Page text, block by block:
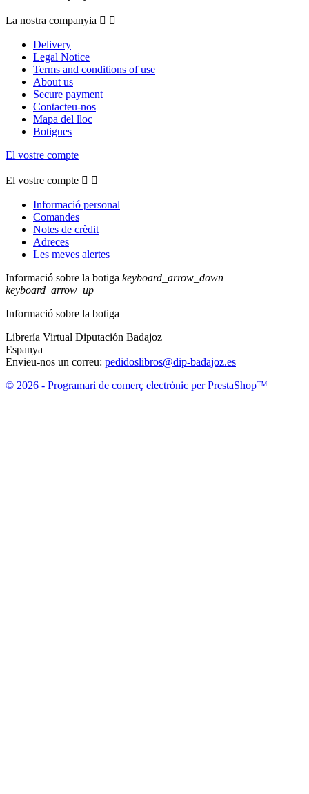
La nostra companyia  
Delivery
Legal Notice
Terms and conditions of use
About us
Secure payment
Contacteu-nos
Mapa del lloc
Botigues
El vostre compte
El vostre compte  
Informació personal
Comandes
Notes de crèdit
Adreces
Les meves alertes
Informació sobre la botiga keyboard_arrow_down
keyboard_arrow_up
Informació sobre la botiga
Librería Virtual Diputación Badajoz
Espanya
Envieu-nos un correu: pedidoslibros@dip-badajoz.es
© 2026 - Programari de comerç electrònic per PrestaShop™